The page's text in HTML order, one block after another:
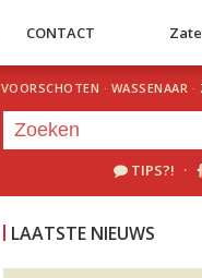
CONTACT
VOORSCHOTEN · WASSENAAR ·
TIPS?! ·
LAATSTE NIEUWS